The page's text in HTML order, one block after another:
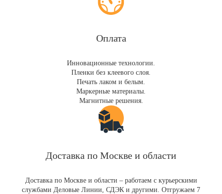
Оплата
Инновационные технологии.
Пленки без клеевого слоя.
Печать лаком и белым.
Маркерные материалы.
Магнитные решения.
Доставка по Москве и области
Доставка по Москве и области – работаем с курьерскими
службами Деловые Линии, СДЭК и другими. Отгружаем 7